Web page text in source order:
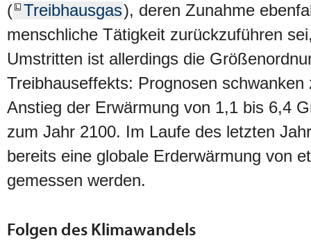
(
Treibhausgas), deren Zunahme
menschliche Tätigkeit zurückzuführen
Umstritten ist allerdings die
Treibhauseffekts: Prognosen schwanken
Anstieg der Erwärmung von 1,1 bis 6,4
zum Jahr 2100. Im Laufe des letzten
bereits eine globale Erderwärmung von
gemessen werden.
Folgen des Klimawandels